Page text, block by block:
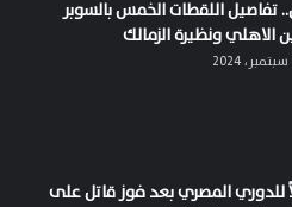
تفاصيل اللقطات الخمس بالسوبر
الاهلي ونظيرة الزمالك
للدوري المصري بعد فوز قاتل على